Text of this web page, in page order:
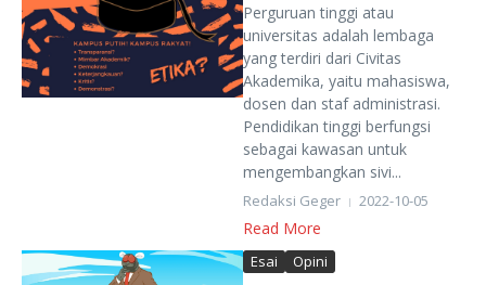
Perguruan tinggi atau
universitas adalah lembaga
yang terdiri dari Civitas
Akademika, yaitu mahasiswa,
dosen dan staf administrasi.
Pendidikan tinggi berfungsi
sebagai kawasan untuk
mengembangkan sivi...
Redaksi Geger 2022-10-05
Read More
Esai Opini